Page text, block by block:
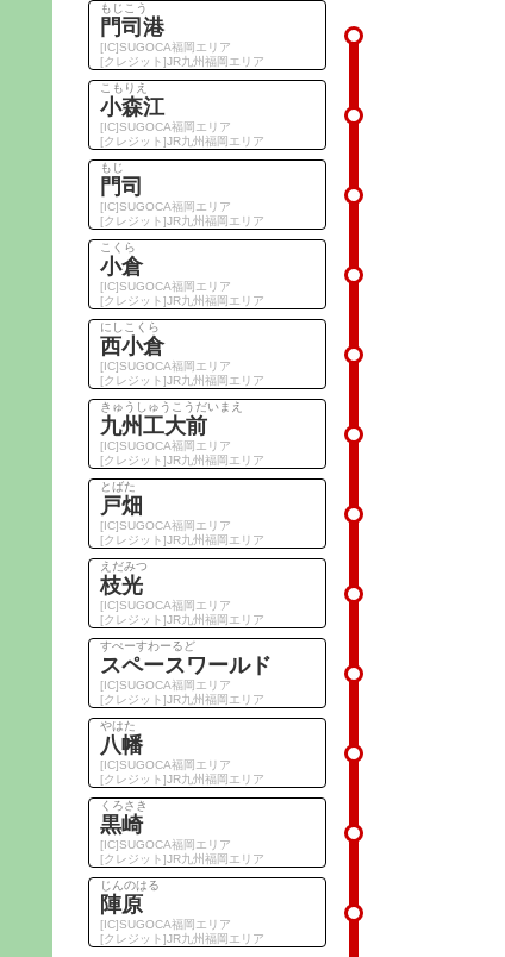
もじこう
門司港
[IC]SUGOCA福岡エリア
[クレジット]JR九州福岡エリア
こもりえ
小森江
[IC]SUGOCA福岡エリア
[クレジット]JR九州福岡エリア
もじ
門司
[IC]SUGOCA福岡エリア
[クレジット]JR九州福岡エリア
こくら
小倉
[IC]SUGOCA福岡エリア
[クレジット]JR九州福岡エリア
にしこくら
西小倉
[IC]SUGOCA福岡エリア
[クレジット]JR九州福岡エリア
きゅうしゅうこうだいまえ
九州工大前
[IC]SUGOCA福岡エリア
[クレジット]JR九州福岡エリア
とばた
戸畑
[IC]SUGOCA福岡エリア
[クレジット]JR九州福岡エリア
えだみつ
枝光
[IC]SUGOCA福岡エリア
[クレジット]JR九州福岡エリア
すぺーすわーるど
スペースワールド
[IC]SUGOCA福岡エリア
[クレジット]JR九州福岡エリア
やはた
八幡
[IC]SUGOCA福岡エリア
[クレジット]JR九州福岡エリア
くろさき
黒崎
[IC]SUGOCA福岡エリア
[クレジット]JR九州福岡エリア
じんのはる
陣原
[IC]SUGOCA福岡エリア
[クレジット]JR九州福岡エリア